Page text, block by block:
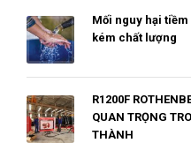
Mối nguy hại
kém chất lượng
R1200F
QUAN TRỌNG
THÀNH